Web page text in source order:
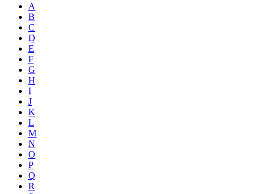
A
B
C
D
E
F
G
H
I
J
K
L
M
N
O
P
Q
R